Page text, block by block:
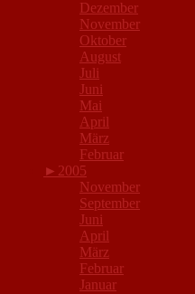
Dezember
November
Oktober
August
Juli
Juni
Mai
April
März
Februar
► 2005
November
September
Juni
April
März
Februar
Januar